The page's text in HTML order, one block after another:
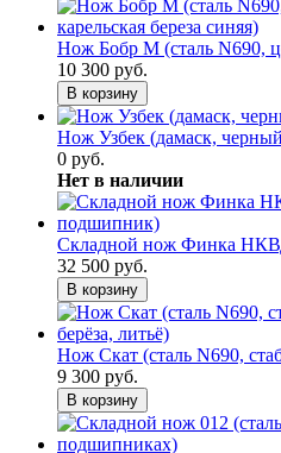
Нож Бобр М (сталь N690,
10 300 руб.
В корзину
Нож Узбек (дамаск,
0 руб.
Нет в наличии
Складной нож Финка
32 500 руб.
В корзину
Нож Скат (сталь N690,
9 300 руб.
В корзину